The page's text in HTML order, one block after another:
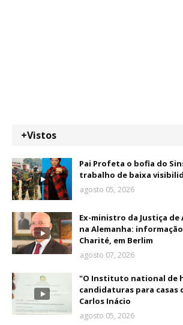
+Vistos
Pai Profeta o bofia do
trabalho de baixa
agosto 05, 2026
Ex-ministro da Justiça
na Alemanha:
Charité, em Berlim
agosto 07, 2026
"O Instituto national de
candidaturas para casas
Carlos Inácio
agosto 05, 2026